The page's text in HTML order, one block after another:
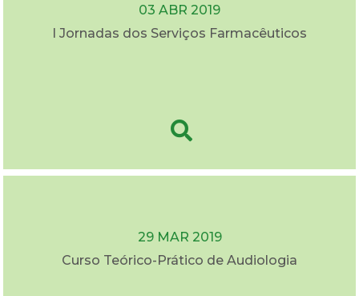
03 ABR 2019
I Jornadas dos Serviços Farmacêuticos
29 MAR 2019
Curso Teórico-Prático de Audiologia